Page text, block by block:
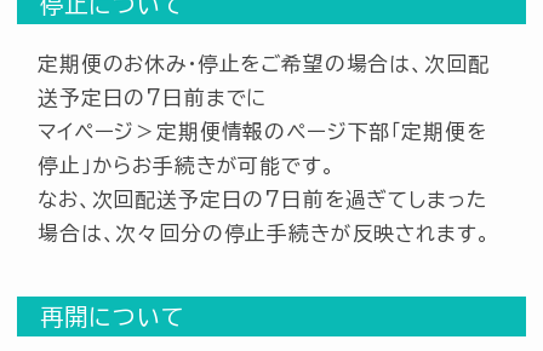
定期便のお休み・停止をご希望の場合は、次回配
送予定日の7日前までに
マイページ＞定期便情報のページ下部「定期便を
停止」からお手続きが可能です。
なお、次回配送予定日の7日前を過ぎてしまった
場合は、次々回分の停止手続きが反映されます。
再開について